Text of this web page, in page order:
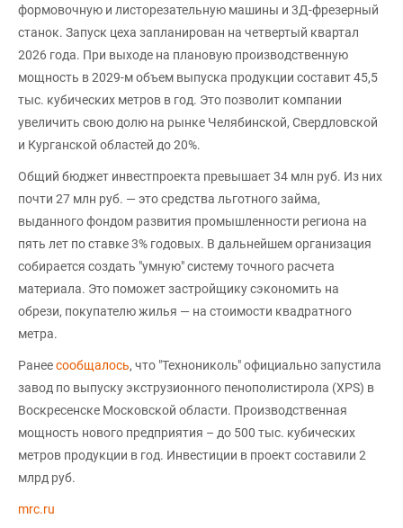
формовочную и листорезательную машины и 3Д-фрезерный
станок. Запуск цеха запланирован на четвертый квартал
2026 года. При выходе на плановую производственную
мощность в 2029-м объем выпуска продукции составит 45,5
тыс. кубических метров в год. Это позволит компании
увеличить свою долю на рынке Челябинской, Свердловской
и Курганской областей до 20%.
Общий бюджет инвестпроекта превышает 34 млн руб. Из них
почти 27 млн руб. — это средства льготного займа,
выданного фондом развития промышленности региона на
пять лет по ставке 3% годовых. В дальнейшем организация
собирается создать "умную" систему точного расчета
материала. Это поможет застройщику сэкономить на
обрези, покупателю жилья — на стоимости квадратного
метра.
Ранеесообщалось, что "Технониколь" официально запустила
завод по выпуску экструзионного пенополистирола (XPS) в
Воскресенске Московской области. Производственная
мощность нового предприятия – до 500 тыс. кубических
метров продукции в год. Инвестиции в проект составили 2
млрд руб.
mrc.ru